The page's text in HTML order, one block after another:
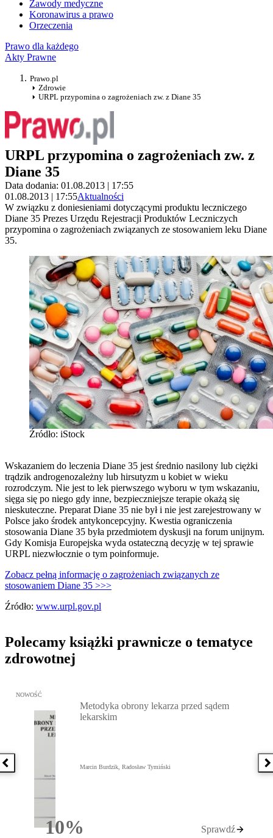
Zawody medyczne
Koronawirus a prawo
Orzeczenia
Prawo dla każdego
Akty Prawne
Prawo.pl
Zdrowie
URPL przypomina o zagrożeniach zw. z Diane 35
URPL przypomina o zagrożeniach zw. z
Diane 35
Data dodania: 01.08.2013 | 17:55
01.08.2013 | 17:55Aktualności
W związku z doniesieniami dotyczącymi produktu leczniczego
Diane 35 Prezes Urzędu Rejestracji Produktów Leczniczych
przypomina o zagrożeniach związanych ze stosowaniem leku Diane
35.
Źródło: iStock
Wskazaniem do leczenia Diane 35 jest średnio nasilony lub ciężki
trądzik androgenozależny lub hirsutyzm u kobiet w wieku
rozrodczym. Nie jest to lek pierwszego wyboru w tym wskazaniu,
sięga się po niego gdy inne, bezpieczniejsze terapie okażą się
nieskuteczne. Preparat Diane 35 nie był i nie jest zarejestrowany w
Polsce jako środek antykoncepcyjny. Kwestia ograniczenia
stosowania Diane 35 była przedmiotem dyskusji na forum unijnym.
Gdy Komisja Europejska wyda ostateczną decyzję w tej sprawie
URPL niezwłocznie o tym poinformuje.
Zobacz pełną informację o zagrożeniach związanych ze
stosowaniem Diane 35 >>>
Źródło: www.urpl.gov.pl
Polecamy książki prawnicze o tematyce
zdrowotnej
Poprzednia książka
Przejdź do: Metodyka obrony lekarza przed sądem lekarskim,
NOWOŚĆ
10%
Metodyka obrony lekarza przed sądem
lekarskim
Marcin Burdzik, Radosław Tymiński
Sprawdź